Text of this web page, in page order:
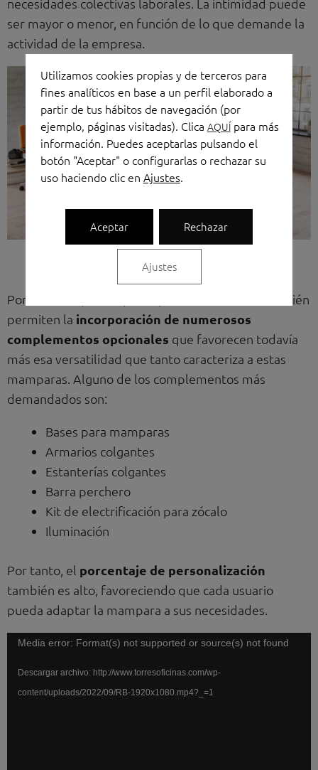
ser mayor o menor, en función de lo que demande la
actividad de la empresa.
Mamparas RB
Por otro lado, este tipo de paneles divisorios también
permiten la incorporación de numerosos
complementos opcionales que favorecen todavía
más esa versatilidad que tanto caracteriza a estas
mamparas. Alguno de los complementos más
demandados son:
Bases para mamparas
Armarios colgantes
Estanterías colgantes
Barra perchero
Kit de electrificación para zócalo
Iluminación
Por tanto, el porcentaje de personalización
también es alto, favoreciendo que cada usuario
pueda adaptar la mampara a sus necesidades.
Reproductor
Media error: Format(s) not supported or source(s) not found
Descargar archivo: http://www.torresoficinas.com/wp-
content/uploads/2022/09/RB-1920x1080.mp4?_=1
Utilizamos cookies propias y de terceros para
fines analíticos en base a un perfil elaborado a
partir de tus hábitos de navegación (por
ejemplo, páginas visitadas). Clica AQUÍpara más
información. Puedes aceptarlas pulsando el
botón "Aceptar" o configurarlas o rechazar su
uso haciendo clic en Ajustes.
Aceptar Rechazar
Ajustes